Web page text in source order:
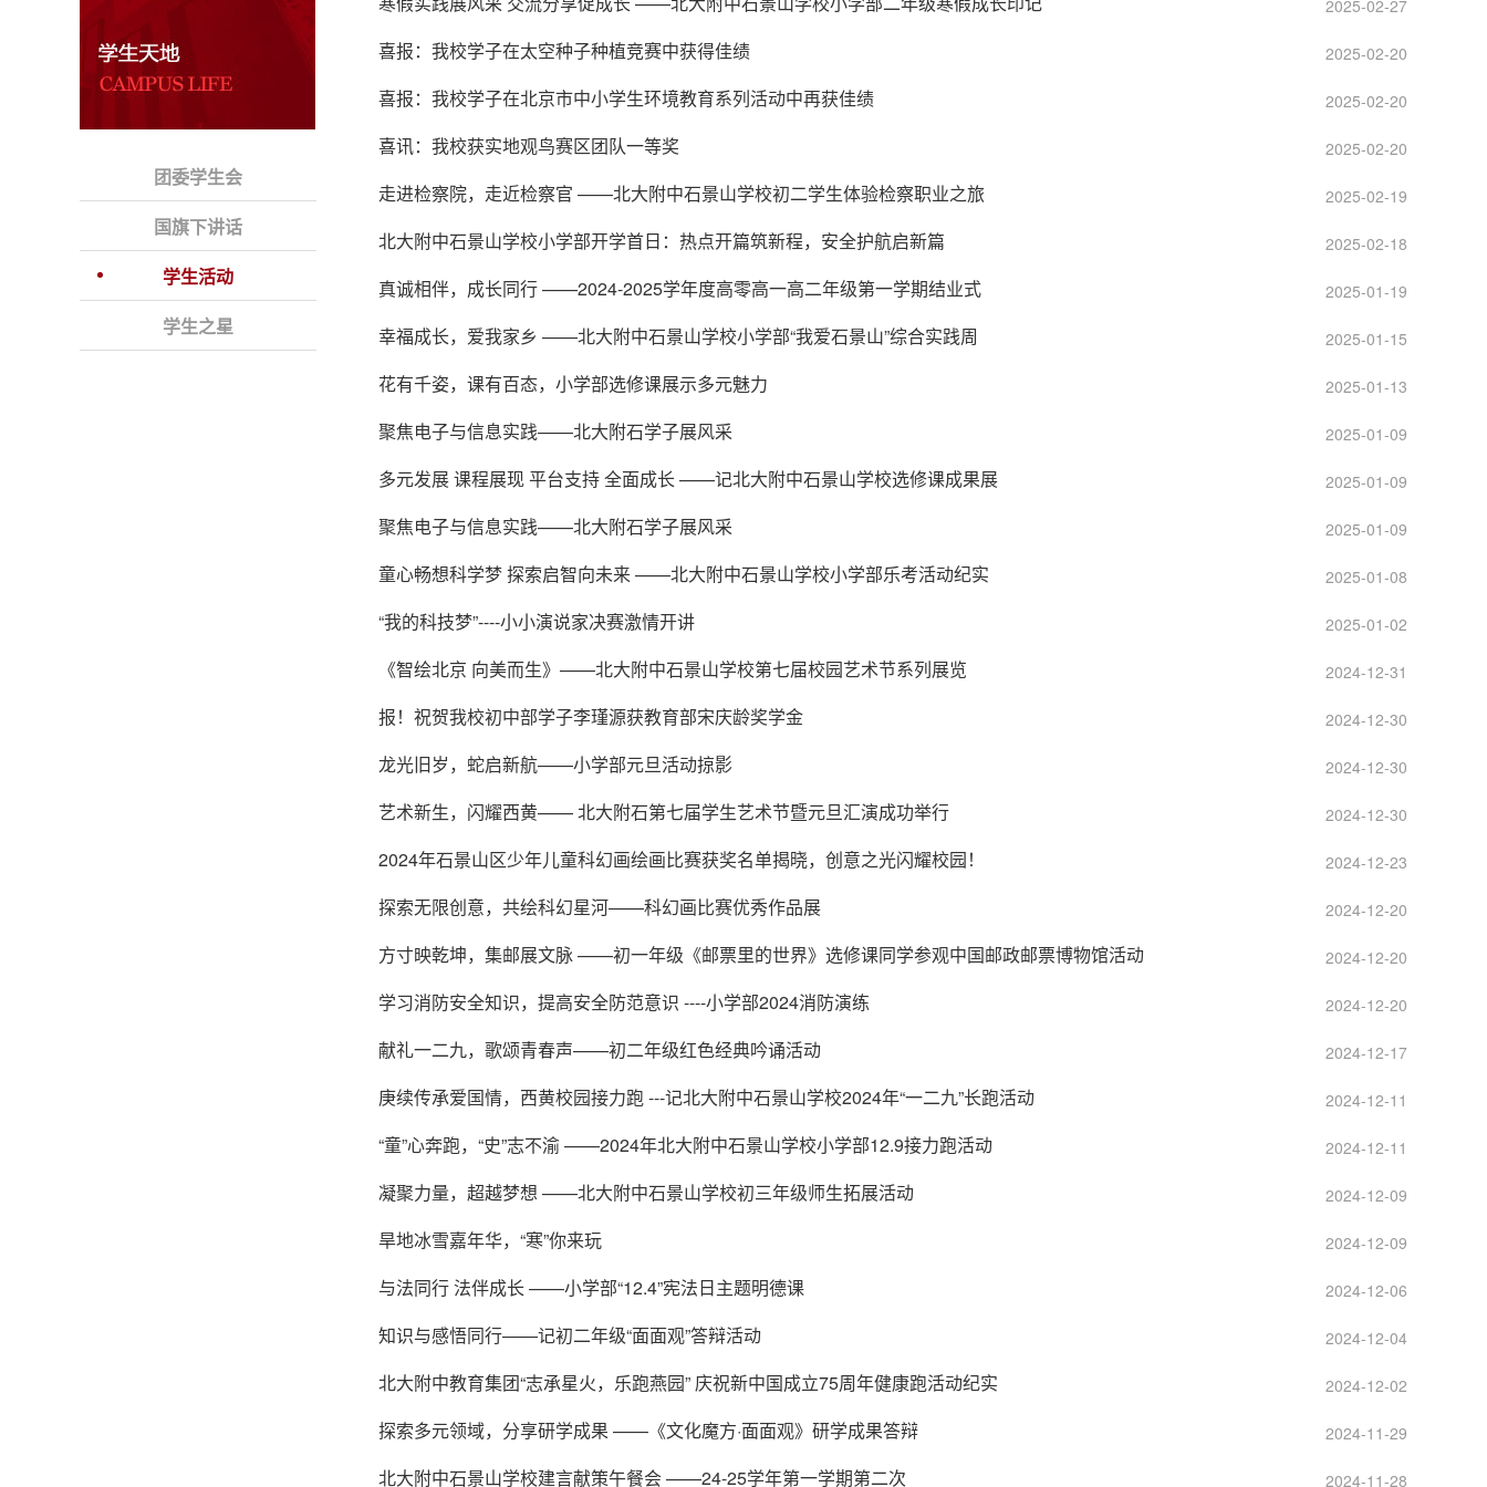
团委学生会
国旗下讲话
学生活动
学生之星
2025-02-27
喜报：我校学子在太空种子种植竞赛中获得佳绩 2025-02-20
喜报：我校学子在北京市中小学生环境教育系列活动中再获佳绩 2025-02-20
喜讯：我校获实地观鸟赛区团队一等奖 2025-02-20
走进检察院，走近检察官 ——北大附中石景山学校初二学生体验检察职业之旅 2025-02-19
北大附中石景山学校小学部开学首日：热点开篇筑新程，安全护航启新篇 2025-02-18
真诚相伴，成长同行 ——2024-2025学年度高零高一高二年级第一学期结业式 2025-01-19
幸福成长，爱我家乡 ——北大附中石景山学校小学部“我爱石景山”综合实践周 2025-01-15
花有千姿，课有百态，小学部选修课展示多元魅力 2025-01-13
聚焦电子与信息实践——北大附石学子展风采 2025-01-09
多元发展 课程展现 平台支持 全面成长 ——记北大附中石景山学校选修课成果展 2025-01-09
聚焦电子与信息实践——北大附石学子展风采 2025-01-09
童心畅想科学梦 探索启智向未来 ——北大附中石景山学校小学部乐考活动纪实 2025-01-08
“我的科技梦”----小小演说家决赛激情开讲 2025-01-02
《智绘北京 向美而生》——北大附中石景山学校第七届校园艺术节系列展览 2024-12-31
报！祝贺我校初中部学子李瑾源获教育部宋庆龄奖学金 2024-12-30
龙光旧岁，蛇启新航——小学部元旦活动掠影 2024-12-30
艺术新生，闪耀西黄—— 北大附石第七届学生艺术节暨元旦汇演成功举行 2024-12-30
2024年石景山区少年儿童科幻画绘画比赛获奖名单揭晓，创意之光闪耀校园！ 2024-12-23
探索无限创意，共绘科幻星河——科幻画比赛优秀作品展 2024-12-20
方寸映乾坤，集邮展文脉 ——初一年级《邮票里的世界》选修课同学参观中国邮政邮票博物馆活动 2024-12-20
学习消防安全知识，提高安全防范意识 ----小学部2024消防演练 2024-12-20
献礼一二九，歌颂青春声——初二年级红色经典吟诵活动 2024-12-17
庚续传承爱国情，西黄校园接力跑 ---记北大附中石景山学校2024年“一二九”长跑活动 2024-12-11
“童”心奔跑，“史”志不渝 ——2024年北大附中石景山学校小学部12.9接力跑活动 2024-12-11
凝聚力量，超越梦想 ——北大附中石景山学校初三年级师生拓展活动 2024-12-09
旱地冰雪嘉年华，“寒”你来玩 2024-12-09
与法同行 法伴成长 ——小学部“12.4”宪法日主题明德课 2024-12-06
知识与感悟同行——记初二年级“面面观”答辩活动 2024-12-04
北大附中教育集团“志承星火，乐跑燕园” 庆祝新中国成立75周年健康跑活动纪实 2024-12-02
探索多元领域，分享研学成果 ——《文化魔方·面面观》研学成果答辩 2024-11-29
北大附中石景山学校建言献策午餐会 ——24-25学年第一学期第二次 2024-11-28